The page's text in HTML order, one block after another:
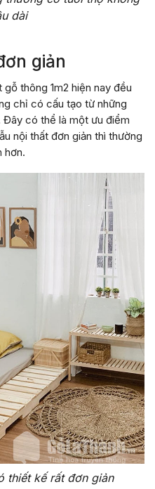
dài
giản
thông 1m2 hiện nay đều
chỉ có cấu tạo từ những
Đây có thể là một ưu điểm
nội thất đơn giản thì thường
hơn.
thiết kế rất đơn giản